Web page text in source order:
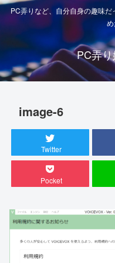
PC弄りなど、自分自身の趣味
PC弄
image-6
Twitter
Pocket